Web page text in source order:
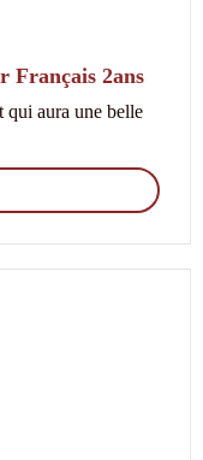
Français 2ans
qui aura une belle